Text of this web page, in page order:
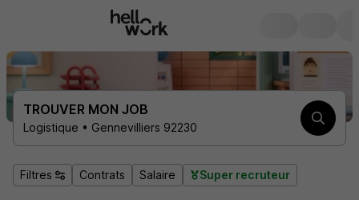
TROUVER MON JOB
Logistique • Gennevilliers 92230
Filtres Contrats Salaire Super recruteur